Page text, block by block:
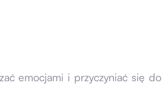
emocjami i przyczyniać się do